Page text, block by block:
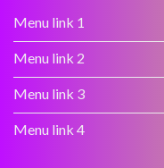
Menu link 1
Menu link 2
Menu link 3
Menu link 4